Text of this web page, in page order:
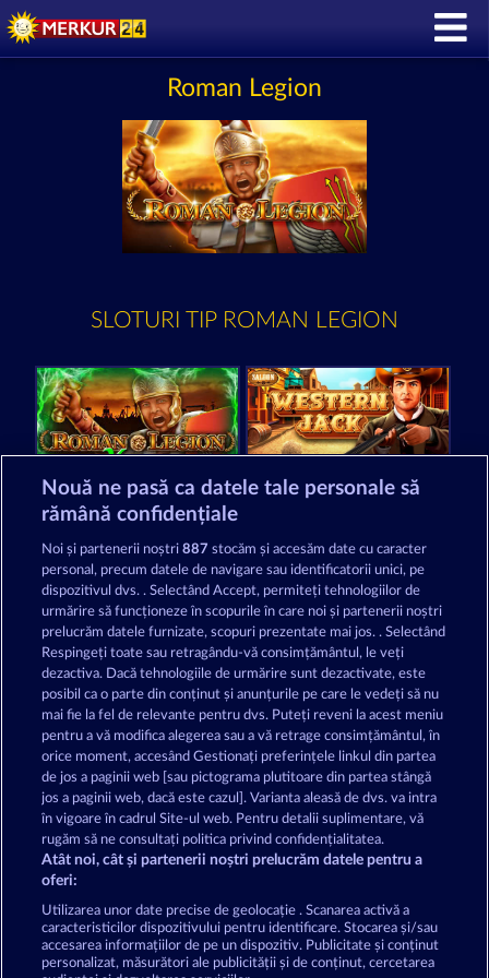
Roman Legion
SLOTURI TIP ROMAN LEGION
Roman Legion Xtreme Western Jack
King & Queen Blitz Coins
Termeni și condiții
Declarație de confidențialitate
Asistență tehnică Firmă
Trimite Cererea de Retragere
Nouă ne pasă ca datele tale personale să
rămână confidențiale
Noi și partenerii noștri887 stocăm și accesăm date cu caracter
personal, precum datele de navigare sau identificatorii unici, pe
dispozitivul dvs. . Selectând Accept, permiteți tehnologiilor de
urmărire să funcționeze în scopurile în care noi și partenerii noștri
prelucrăm datele furnizate, scopuri prezentate mai jos. . Selectând
Respingeți toate sau retragându-vă consimțământul, le veți
dezactiva. Dacă tehnologiile de urmărire sunt dezactivate, este
posibil ca o parte din conținut și anunțurile pe care le vedeți să nu
mai fie la fel de relevante pentru dvs. Puteți reveni la acest meniu
pentru a vă modifica alegerea sau a vă retrage consimțământul, în
orice moment, accesând Gestionați preferințele linkul din partea
de jos a paginii web [sau pictograma plutitoare din partea stângă
jos a paginii web, dacă este cazul]. Varianta aleasă de dvs. va intra
în vigoare în cadrul Site-ul web. Pentru detalii suplimentare, vă
rugăm să ne consultați politica privind confidențialitatea.
Atât noi, cât și partenerii noștri prelucrăm datele pentru a
oferi:
Utilizarea unor date precise de geolocație . Scanarea activă a
caracteristicilor dispozitivului pentru identificare. Stocarea și/sau
accesarea informațiilor de pe un dispozitiv. Publicitate și conținut
personalizat, măsurători ale publicității și de conținut, cercetarea